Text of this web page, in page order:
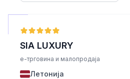
SIA LUXURY
е-трговина и малопродаја
Летонија